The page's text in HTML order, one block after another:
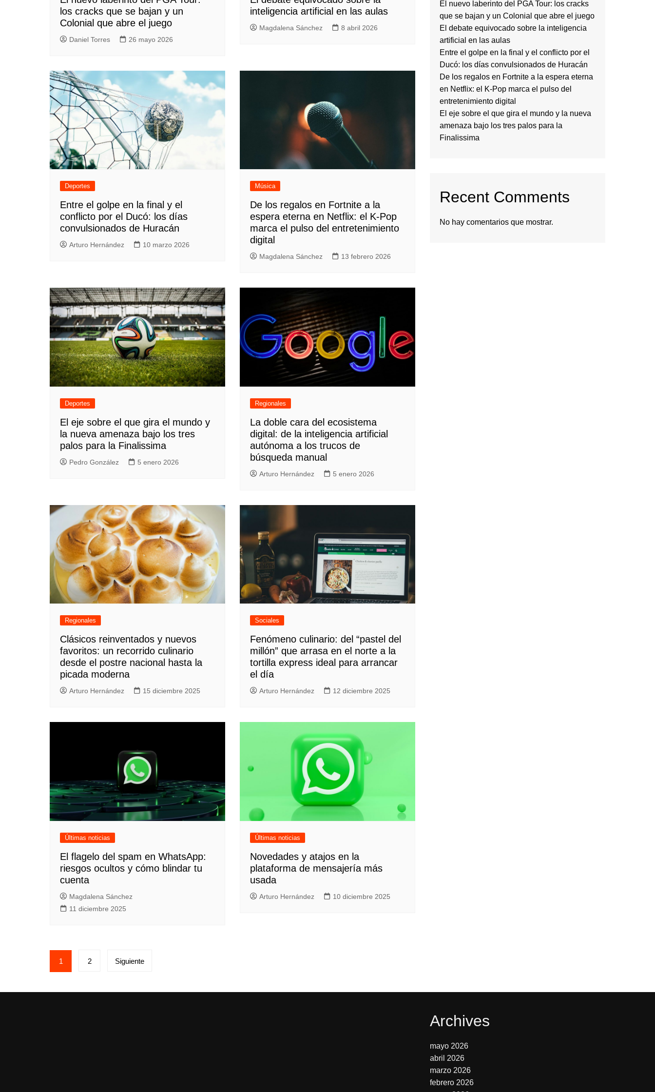
los cracks que se bajan y un
Colonial que abre el juego
Daniel Torres 26 mayo 2026
inteligencia artificial en las aulas
Magdalena Sánchez 8 abril 2026
Deportes
Entre el golpe en la final y el
conflicto por el Ducó: los días
convulsionados de Huracán
Arturo Hernández 10 marzo 2026
Música
De los regalos en Fortnite a la
espera eterna en Netflix: el K-Pop
marca el pulso del entretenimiento
digital
Magdalena Sánchez 13 febrero 2026
Deportes
El eje sobre el que gira el mundo y
la nueva amenaza bajo los tres
palos para la Finalissima
Pedro González 5 enero 2026
Regionales
La doble cara del ecosistema
digital: de la inteligencia artificial
autónoma a los trucos de
búsqueda manual
Arturo Hernández 5 enero 2026
Regionales
Clásicos reinventados y nuevos
favoritos: un recorrido culinario
desde el postre nacional hasta la
picada moderna
Arturo Hernández 15 diciembre 2025
Sociales
Fenómeno culinario: del “pastel del
millón” que arrasa en el norte a la
tortilla express ideal para arrancar
el día
Arturo Hernández 12 diciembre 2025
Últimas noticias
El flagelo del spam en WhatsApp:
riesgos ocultos y cómo blindar tu
cuenta
Magdalena Sánchez
11 diciembre 2025
Últimas noticias
Novedades y atajos en la
plataforma de mensajería más
usada
Arturo Hernández 10 diciembre 2025
Paginación
de
entradas
1 2 Siguiente
El nuevo laberinto del PGA Tour: los cracks
que se bajan y un Colonial que abre el juego
El debate equivocado sobre la inteligencia
artificial en las aulas
Entre el golpe en la final y el conflicto por el
Ducó: los días convulsionados de Huracán
De los regalos en Fortnite a la espera eterna
en Netflix: el K-Pop marca el pulso del
entretenimiento digital
El eje sobre el que gira el mundo y la nueva
amenaza bajo los tres palos para la
Finalissima
Recent Comments
No hay comentarios que mostrar.
Archives
mayo 2026
abril 2026
marzo 2026
febrero 2026